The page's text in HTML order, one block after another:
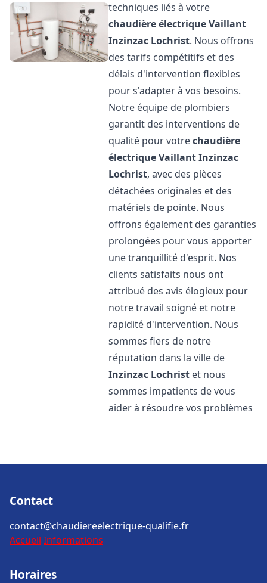
techniques liés à votre
chaudière électrique Vaillant
Inzinzac Lochrist. Nous offrons
des tarifs compétitifs et des
délais d'intervention flexibles
pour s'adapter à vos besoins.
Notre équipe de plombiers
garantit des interventions de
qualité pour votrechaudière
électrique VaillantInzinzac
Lochrist, avec des pièces
détachées originales et des
matériels de pointe. Nous
offrons également des garanties
prolongées pour vous apporter
une tranquillité d'esprit. Nos
clients satisfaits nous ont
attribué des avis élogieux pour
notre travail soigné et notre
rapidité d'intervention. Nous
sommes fiers de notre
réputation dans la ville de
Inzinzac Lochrist et nous
sommes impatients de vous
aider à résoudre vos problèmes
Contact
contact@chaudiereelectrique-qualifie.fr
Accueil Informations
Horaires